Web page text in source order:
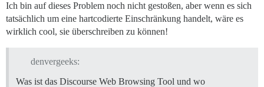
Ich bin auf dieses Problem noch nicht gestoßen, aber wenn es sich
tatsächlich um eine hartcodierte Einschränkung handelt, wäre es
wirklich cool, sie überschreiben zu können!
denvergeeks:
Was ist das Discourse Web Browsing Tool und wo